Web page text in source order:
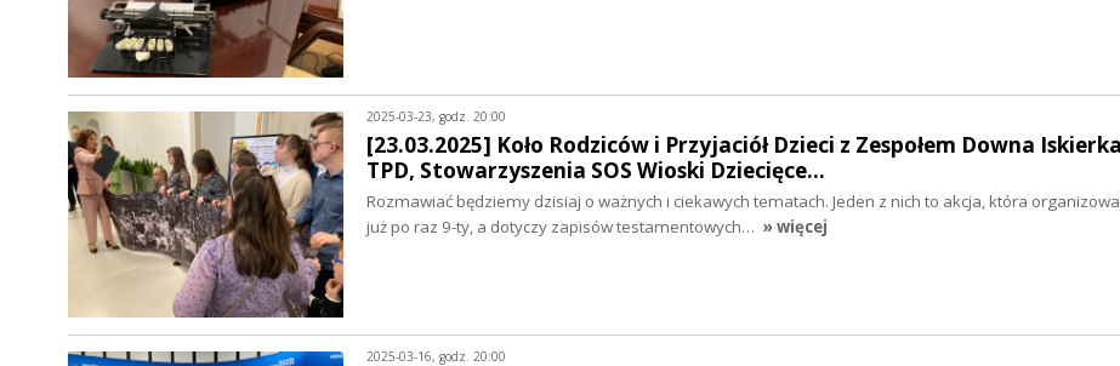
2025-03-23, godz. 20:00
[23.03.2025] Koło Rodziców i Przyjaciół Dzieci z Zespołem Downa Iskierka
TPD, Stowarzyszenia SOS Wioski Dziecięce…
Rozmawiać będziemy dzisiaj o ważnych i ciekawych tematach. Jeden z nich to akcja, która
już po raz 9-ty, a dotyczy zapisów testamentowych… » więcej
2025-03-16, godz. 20:00